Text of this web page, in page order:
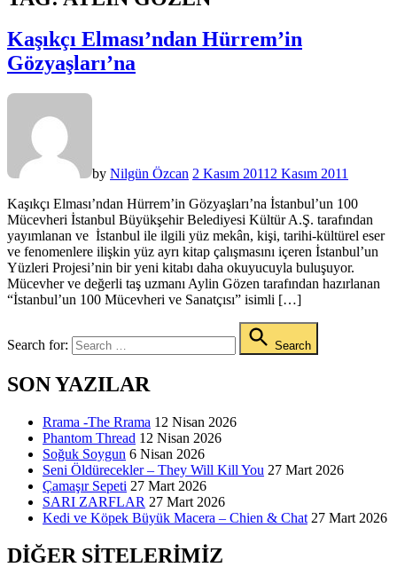
Kaşıkçı Elması’ndan Hürrem’in
Gözyaşları’na
by Nilgün Özcan 2 Kasım 2011 2 Kasım 2011
Kaşıkçı Elması’ndan Hürrem’in Gözyaşları’na İstanbul’un 100
Mücevheri İstanbul Büyükşehir Belediyesi Kültür A.Ş. tarafından
yayımlanan ve İstanbul ile ilgili yüz mekân, kişi, tarihi-kültürel eser
ve fenomenlere ilişkin yüz ayrı kitap çalışmasını içeren İstanbul’un
Yüzleri Projesi’nin bir yeni kitabı daha okuyucuyla buluşuyor.
Mücevher ve değerli taş uzmanı Aylin Gözen tarafından hazırlanan
“İstanbul’un 100 Mücevheri ve Sanatçısı” isimli […]
Search for: Search
SON YAZILAR
Rrama -The Rrama 12 Nisan 2026
Phantom Thread 12 Nisan 2026
Soğuk Soygun 6 Nisan 2026
Seni Öldürecekler – They Will Kill You 27 Mart 2026
Çamaşır Sepeti 27 Mart 2026
SARI ZARFLAR 27 Mart 2026
Kedi ve Köpek Büyük Macera – Chien & Chat 27 Mart 2026
DIĞER SITELERIMIZ